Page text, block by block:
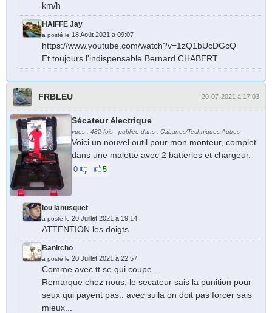
km/h
HAIFFE Jay
a posté le 18 Août 2021 à 09:07
https://www.youtube.com/watch?v=1zQ1bUcDGcQ
Et toujours l'indispensable Bernard CHABERT
FRBLEU 20-07-2021 à 17:03
Sécateur électrique
vues : 482 fois - publiée dans : Cabanes/Techniques-Autres
Voici un nouvel outil pour mon monteur, complet
dans une malette avec 2 batteries et chargeur.
0 5
lou lanusquet
a posté le 20 Juillet 2021 à 19:14
ATTENTION les doigts...
Banitcho
a posté le 20 Juillet 2021 à 22:57
Comme avec tt se qui coupe...
Remarque chez nous, le secateur sais la punition pour
seux qui payent pas.. avec suila on doit pas forcer sais
mieux...